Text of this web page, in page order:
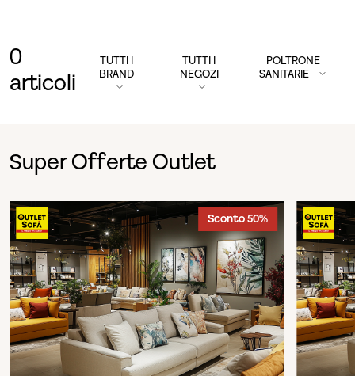
0
articoli
TUTTI I
BRAND
TUTTI I
NEGOZI
POLTRONE
SANITARIE
Super Offerte Outlet
Sconto 50%